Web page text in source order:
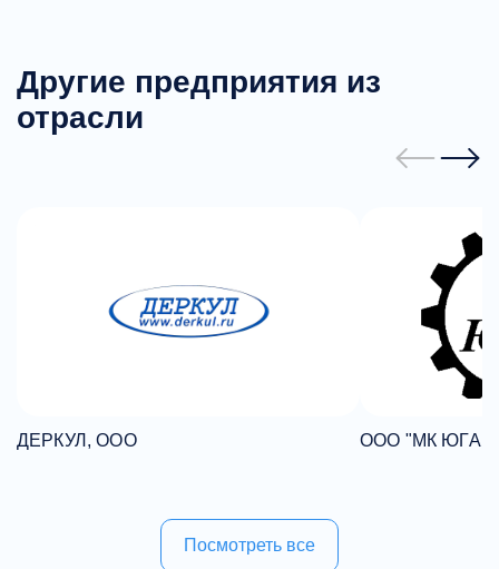
Другие предприятия из
отрасли
ДЕРКУЛ, ООО ООО "МК
Посмотреть все